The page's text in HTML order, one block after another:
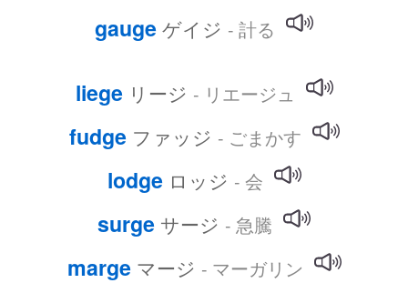
gauge ゲイジ - 計る
liege リージ - リエージュ
fudge ファッジ - ごまかす
lodge ロッジ - 会
surge サージ - 急騰
marge マージ - マーガリン